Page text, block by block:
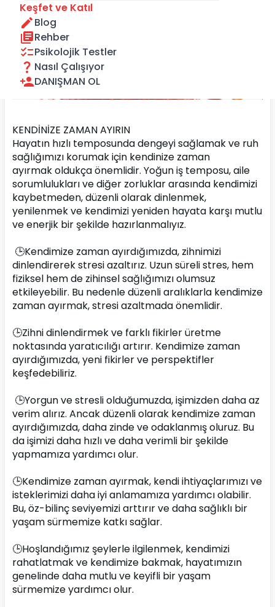
Keşfet ve Katıl
Blog
Rehber
Psikolojik Testler
Nasıl Çalışıyor
DANIŞMAN OL
KENDİNİZE ZAMAN AYIRIN
Hayatın hızlı temposunda dengeyi sağlamak ve ruh
sağlığımızı korumak için kendinize zaman
ayırmak oldukça önemlidir. Yoğun iş temposu, aile
sorumlulukları ve diğer zorluklar arasında kendimizi
kaybetmeden, düzenli olarak dinlenmek,
yenilenmek ve kendimizi yeniden hayata karşı mutlu
ve enerjik bir şekilde hazırlanmalıyız.
🕒Kendimize zaman ayırdığımızda, zihnimizi
dinlendirerek stresi azaltırız. Uzun süreli stres, hem
fiziksel hem de zihinsel sağlığımızı olumsuz
etkileyebilir. Bu nedenle düzenli aralıklarla kendimize
zaman ayırmak, stresi azaltmada önemlidir.
🕒Zihni dinlendirmek ve farklı fikirler üretme
noktasında yaratıcılığı artırır. Kendimize zaman
ayırdığımızda, yeni fikirler ve perspektifler
keşfedebiliriz.
🕒Yorgun ve stresli olduğumuzda, işimizden daha az
verim alırız. Ancak düzenli olarak kendimize zaman
ayırdığımızda, daha zinde ve odaklanmış oluruz. Bu
da işimizi daha hızlı ve daha verimli bir şekilde
yapmamıza yardımcı olur.
🕒Kendimize zaman ayırmak, kendi ihtiyaçlarımızı ve
isteklerimizi daha iyi anlamamıza yardımcı olabilir.
Bu, öz-bilinç seviyemizi arttırır ve daha sağlıklı bir
yaşam sürmemize katkı sağlar.
🕒Hoşlandığımız şeylerle ilgilenmek, kendimizi
rahatlatmak ve kendimize bakmak, hayatımızın
genelinde daha mutlu ve keyifli bir yaşam
sürmemize yardımcı olur.